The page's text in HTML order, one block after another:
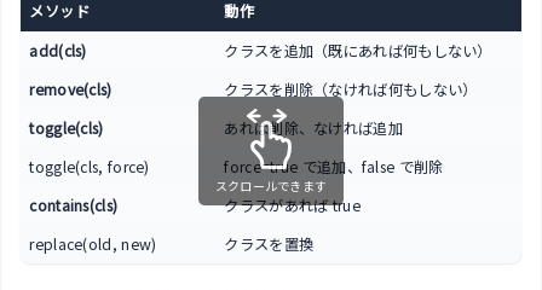
メソッド
動作
add(cls)
クラスを追加（既にあれば何もしない）
remove(cls)
クラスを削除（なければ何もしない）
toggle(cls)
あれば削除、なければ追加
toggle(cls, force)
force=true で追加、false で削除
contains(cls)
クラスがあれば true
replace(old, new)
クラスを置換
スクロールできます